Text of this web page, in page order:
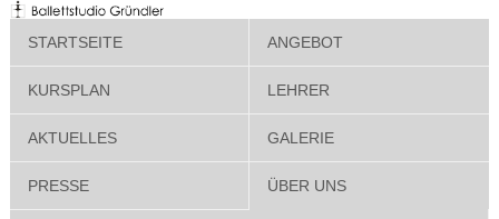
STARTSEITE ANGEBOT
KURSPLAN LEHRER
AKTUELLES GALERIE
PRESSE ÜBER UNS